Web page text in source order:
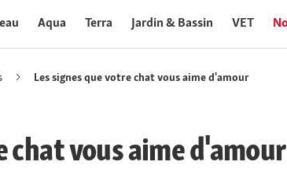
Aqua Terra Jardin & Bassin VET
Les signes que votre chat vous aime d'amour
chat vous aime d'amour